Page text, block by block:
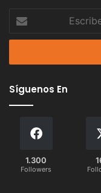
tu
correo
Síguenos En
1.300
Followers